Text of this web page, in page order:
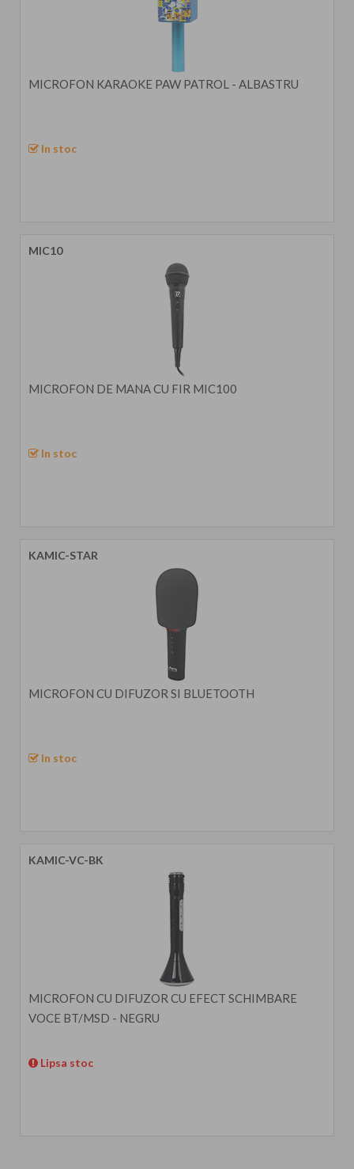
MICROFON KARAOKE PAW PATROL - ALBASTRU
In stoc
MIC10
MICROFON DE MANA CU FIR MIC100
In stoc
KAMIC-STAR
MICROFON CU DIFUZOR SI BLUETOOTH
In stoc
KAMIC-VC-BK
MICROFON CU DIFUZOR CU EFECT SCHIMBARE
VOCE BT/MSD - NEGRU
Lipsa stoc